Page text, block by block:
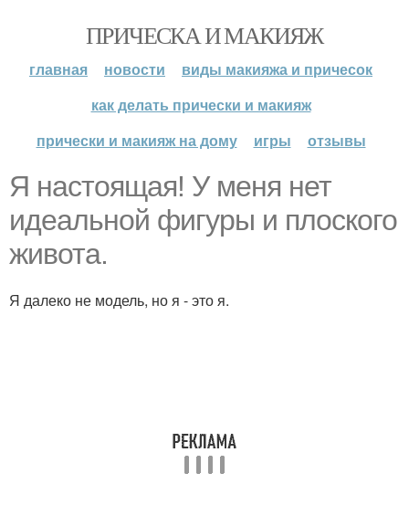
ПРИЧЕСКА И МАКИЯЖ
главная новости
виды макияжа и причесок
как делать прически и макияж
прически и макияж на дому
игры отзывы
Я настоящая! У меня нет
идеальной фигуры и плоского
живота.
Я далеко не модель, но я - это я.